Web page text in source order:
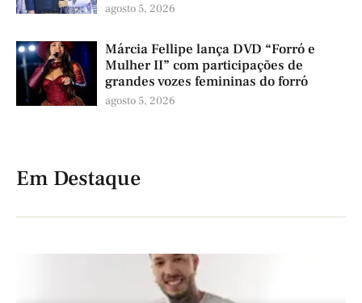
agosto 5, 2026
Márcia Fellipe lança DVD “Forró e
Mulher II” com participações de
grandes vozes femininas do forró
agosto 5, 2026
Em Destaque